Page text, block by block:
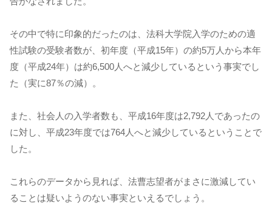
その中で特に印象的だったのは、法科大学院入学のための適
性試験の受験者数が、初年度（平成15年）の約5万人から本年
度（平成24年）は約6,500人へと減少しているという事実でし
た（実に87％の減）。
また、社会人の入学者数も、平成16年度は2,792人であったの
に対し、平成23年度では764人へと減少しているということで
した。
これらのデータから見れば、法曹志望者がまさに激減してい
ることは疑いようのない事実といえるでしょう。